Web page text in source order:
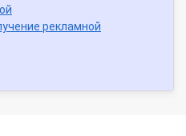
рекламной